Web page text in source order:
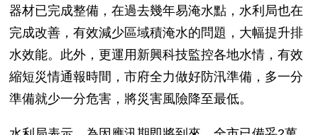
器材已完成整備，在過去幾年易淹水點，水利局也在
完成改善，有效減少區域積淹水的問題，大幅提升排
水效能。此外，更運用新興科技監控各地水情，有效
縮短災情通報時間，市府全力做好防汛準備，多一分
準備就少一分危害，將災害風險降至最低。